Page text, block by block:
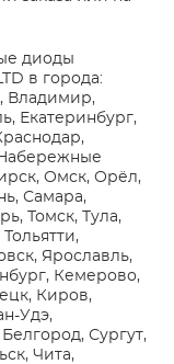
диоды
в города:
Владимир,
Екатеринбург,
Омск, Орёл,
Самара,
Томск, Тула,
Ярославль,
Кемерово,
Киров,
Удэ,
Сургут,
Чита,